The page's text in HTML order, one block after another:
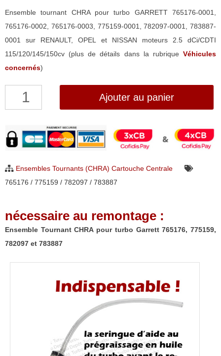
Ensemble tournant CHRA pour turbo GARRETT 765176-0001,
765176-0002, 765176-0003, 775159-0001, 782097-0001, 783887-
0001 sur RENAULT, OPEL et NISSAN moteurs 2.5 dCi/CDTI
115/120/145/150cv (plus de détails dans la rubrique Véhicules
concernés)
quantité
Tournant
CHRA
turbo
775159,
782097
et
Ajouter au panier
Ensembles Tournants (CHRA) Cartouche Centrale
765176 / 775159 / 782097 / 783887
nécessaire au remontage :
Ensemble Tournant CHRA pour turbo Garrett 765176, 775159,
782097 et 783887